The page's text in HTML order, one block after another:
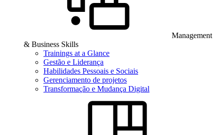
Management
& Business Skills
Trainings at a Glance
Gestão e Liderança
Habilidades Pessoais e Sociais
Gerenciamento de projetos
Transformação e Mudança Digital